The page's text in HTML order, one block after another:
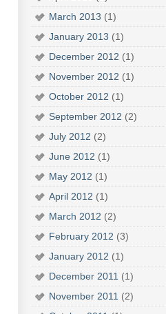
March 2013 (1)
January 2013 (1)
December 2012 (1)
November 2012 (1)
October 2012 (1)
September 2012 (2)
July 2012 (2)
June 2012 (1)
May 2012 (1)
April 2012 (1)
March 2012 (2)
February 2012 (3)
January 2012 (1)
December 2011 (1)
November 2011 (2)